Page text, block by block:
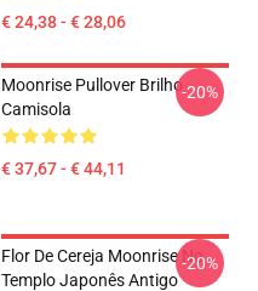
€ 24,38 - € 28,06
Moonrise Pullover Brilho
Camisola
€ 37,67 - € 44,11
-20%
Flor De Cereja Moonrise No
Templo Japonês Antigo
-20%